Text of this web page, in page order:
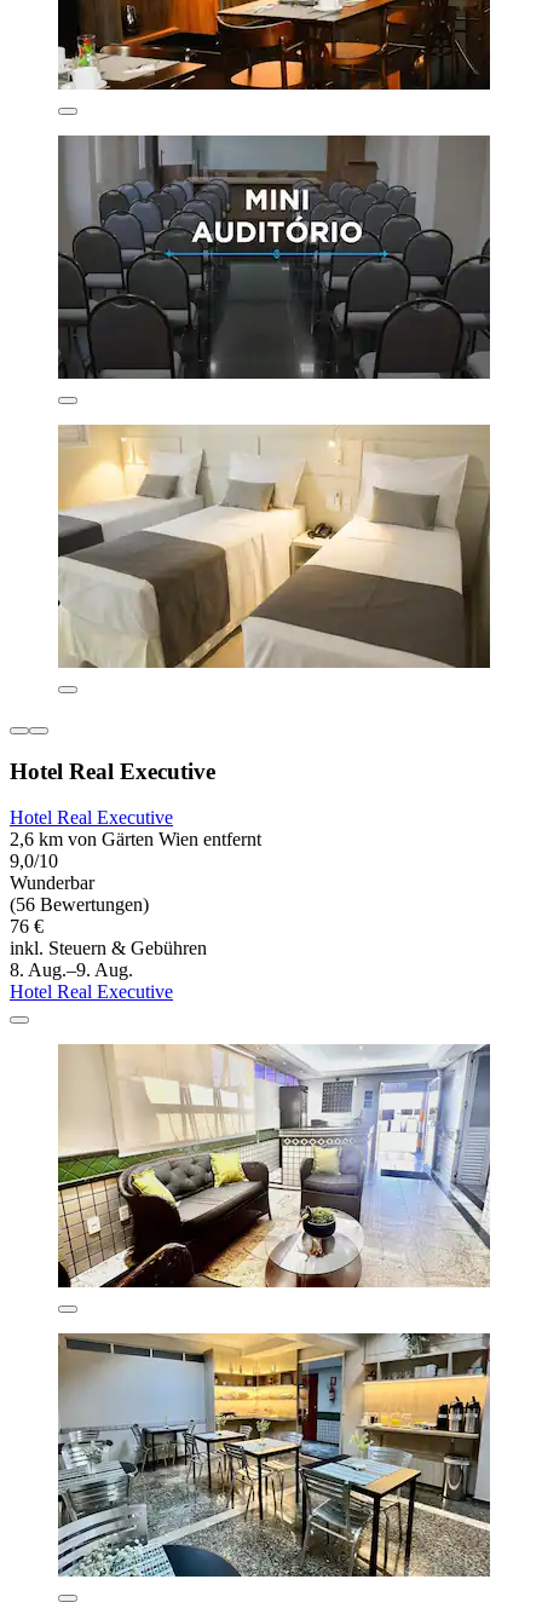
Hotel Real Executive
Hotel Real Executive
2,6 km von Gärten Wien entfernt
9,0/10
Wunderbar
(56 Bewertungen)
76 €
inkl. Steuern & Gebühren
8. Aug.–9. Aug.
Hotel Real Executive